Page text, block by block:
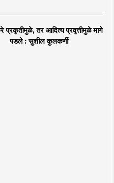
प्रकृतीमुळे, तर आदित्य प्रवृत्तीमुळे मागे
पडले : सुशील कुलकर्णी